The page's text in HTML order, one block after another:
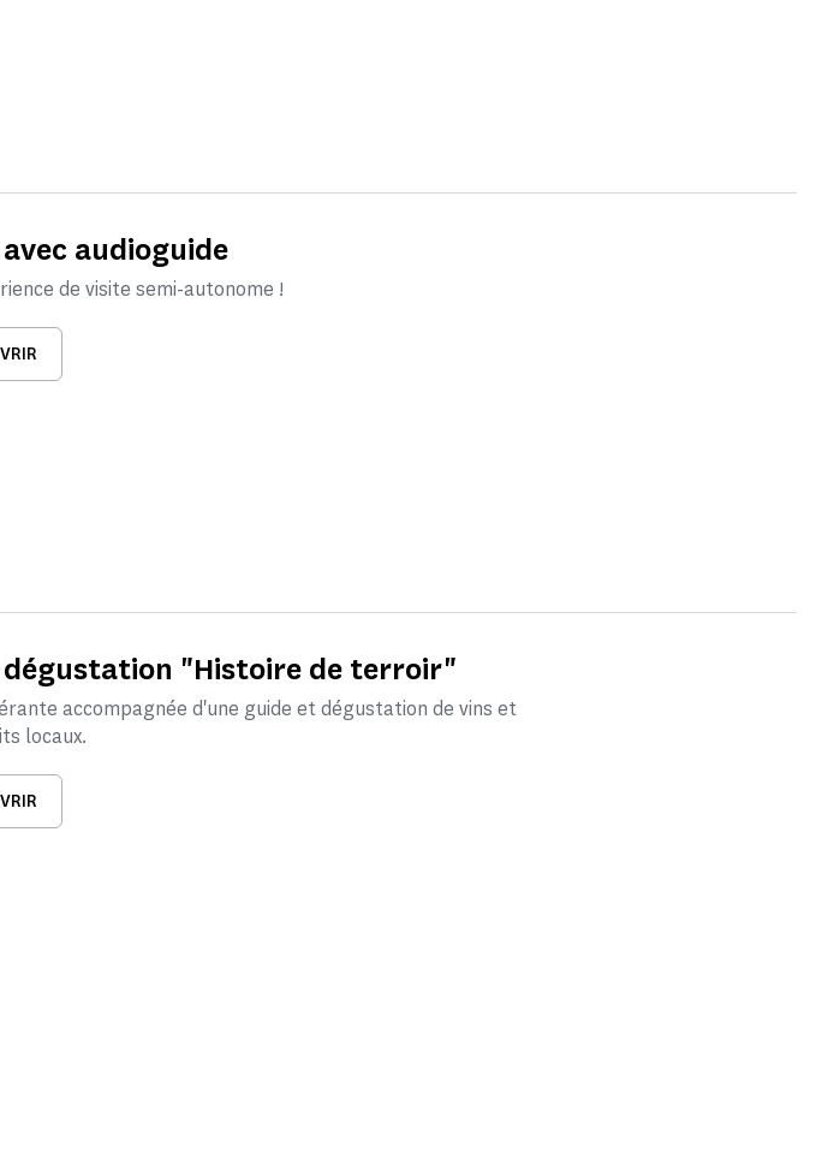
audioguide
de visite semi-autonome !
"Histoire de terroir"
accompagnée d'une guide et dégustation de vins et
locaux.